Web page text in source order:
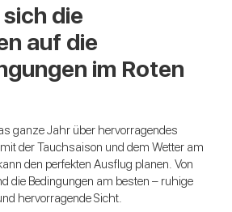
die
auf die
im Roten
ganze Jahr über hervorragendes
der Tauchsaison und dem Wetter am
den perfekten Ausflug planen. Von
die Bedingungen am besten – ruhige
hervorragende Sicht.